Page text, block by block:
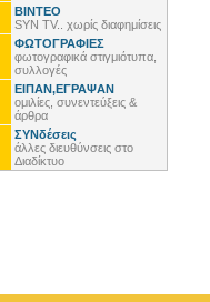
ΒΙΝΤΕΟ
SYN TV.. χωρίς διαφημίσεις
ΦΩΤΟΓΡΑΦΙΕΣ
φωτογραφικά στιγμιότυπα,
συλλογές
ΕΙΠΑΝ,ΕΓΡΑΨΑΝ
ομιλίες, συνεντεύξεις &
άρθρα
ΣΥΝδέσεις
άλλες διευθύνσεις στο
Διαδίκτυο